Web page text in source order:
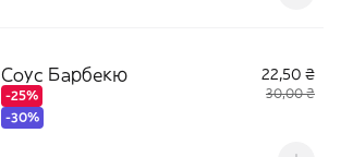
Соус Барбекю
-25%
-30%
22,50 ₴
30,00 ₴